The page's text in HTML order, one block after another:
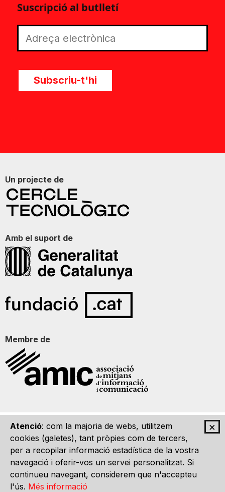
×
Atenció: com la majoria de webs, utilitzem
cookies (galetes), tant pròpies com de tercers,
per a recopilar informació estadística de la vostra
navegació i oferir-vos un servei personalitzat. Si
continueu navegant, considerem que n'accepteu
l'ús. Més informació
Suscripció al butlletí
Subscriu-t'hi
Un projecte de
Amb el suport de
Membre de
Qui som Contacte Imatge Gràfica Avís legal